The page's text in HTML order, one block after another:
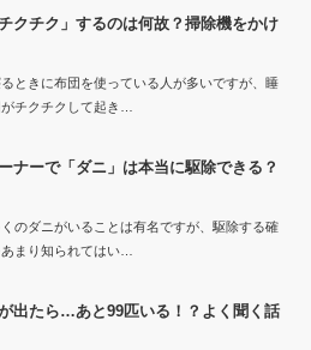
クチク」するのは何故？掃除機をかけ
ときに布団を使っている人が多いですが、睡
チクチクして起き…
ナーで「ダニ」は本当に駆除できる？
のダニがいることは有名ですが、駆除する確
まり知られてはい…
出たら…あと99匹いる！？よく聞く話